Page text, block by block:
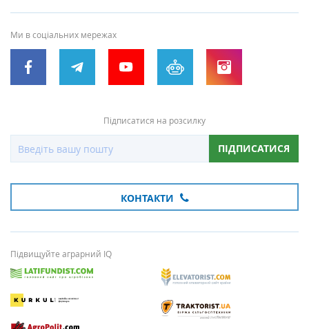
Ми в соціальних мережах
Підписатися на розсилку
ПІДПИСАТИСЯ
КОНТАКТИ
Підвищуйте аграрний IQ